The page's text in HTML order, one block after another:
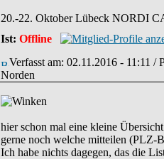
20.-22. Oktober Lübeck NORDI
Ist: Offline
Verfasst am: 02.11.2016 - 11:11 /
Norden
hier schon mal eine kleine
gerne noch welche mitteilen (PLZ-
Ich habe nichts dagegen, das die